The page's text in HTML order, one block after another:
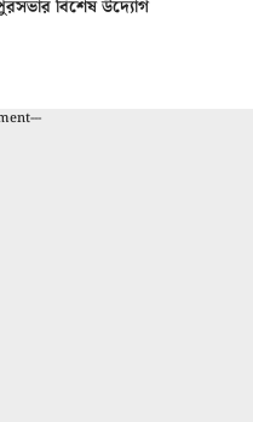
বিশেষ উদ্যোগ